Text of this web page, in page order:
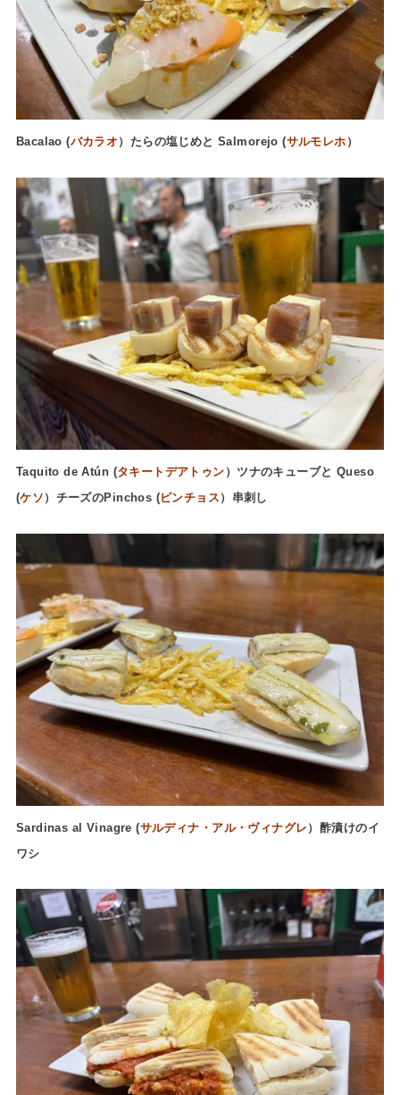
Bacalao (バカラオ ）たらの塩じめと Salmorejo (サルモレホ ）
Taquito de Atún (タキートデアトゥン ）ツナのキューブと Queso
(ケソ ）チーズのPinchos (ピンチョス ）串刺し
Sardinas al Vinagre (サルディナ・アル・ヴィナグレ ）酢漬けのイ
ワシ